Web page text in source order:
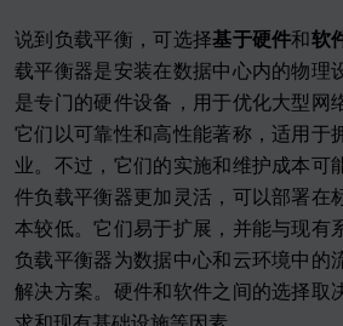
说到负载平衡，可选择基于硬件和软
载平衡器是安装在数据中心内的物理
是专门的硬件设备，用于优化大型网
它们以可靠性和高性能著称，适用于
业。不过，它们的实施和维护成本可
件负载平衡器更加灵活，可以部署在
本较低。它们易于扩展，并能与现有
负载平衡器为数据中心和云环境中的
解决方案。硬件和软件之间的选择取